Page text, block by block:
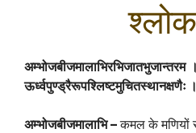
अम्भोजबीजमालाभिरभिजातभुजान्तरम ।
अम्भोजबीजमालाभि –कमल के मणियों